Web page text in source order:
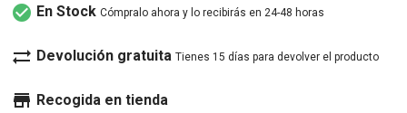
check_circle En Stock Cómpralo ahora y lo recibirás en 24-48 horas
sync_alt Devolución gratuita Tienes 15 días para devolver el producto
store Recogida en tienda